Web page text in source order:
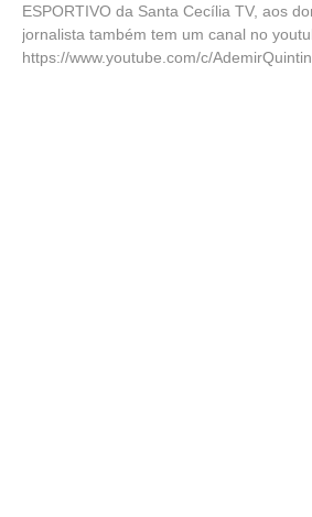
ESPORTIVO da Santa Cecília TV, aos
jornalista também tem um canal no
https://www.youtube.com/c/